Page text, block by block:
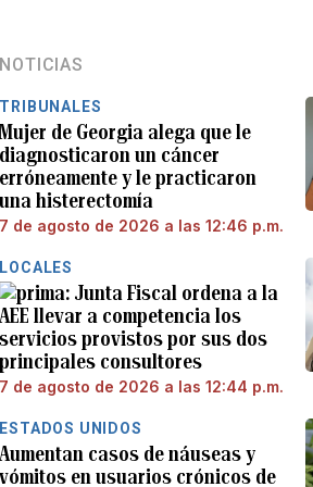
NOTICIAS
TRIBUNALES
Mujer de Georgia alega que le
diagnosticaron un cáncer
erróneamente y le practicaron
una histerectomía
7 de agosto de 2026 a las 12:46 p.m.
LOCALES
Junta Fiscal ordena a la
AEE llevar a competencia los
servicios provistos por sus dos
principales consultores
7 de agosto de 2026 a las 12:44 p.m.
ESTADOS UNIDOS
Aumentan casos de náuseas y
vómitos en usuarios crónicos de